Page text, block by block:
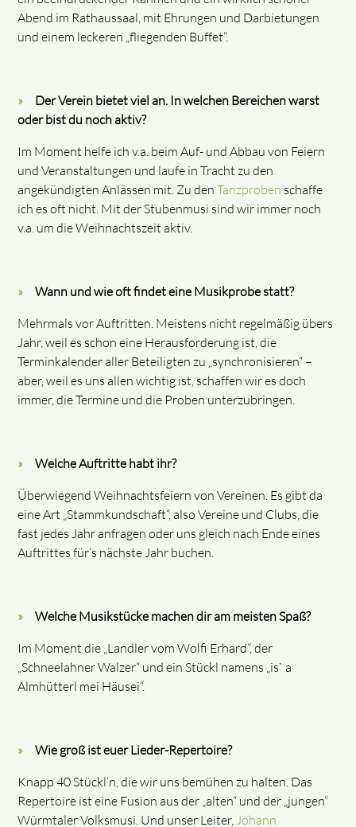
Abend im Rathaussaal, mit Ehrungen und Darbietungen
und einem leckeren „fliegenden Buffet“.
Der Verein bietet viel an. In welchen Bereichen warst
oder bist du noch aktiv?
Im Moment helfe ich v.a. beim Auf- und Abbau von Feiern
und Veranstaltungen und laufe in Tracht zu den
angekündigten Anlässen mit. Zu denTanzproben schaffe
ich es oft nicht. Mit der Stubenmusi sind wir immer noch
v.a. um die Weihnachtszeit aktiv.
Wann und wie oft findet eine Musikprobe statt?
Mehrmals vor Auftritten. Meistens nicht regelmäßig übers
Jahr, weil es schon eine Herausforderung ist, die
Terminkalender aller Beteiligten zu „synchronisieren“ –
aber, weil es uns allen wichtig ist, schaffen wir es doch
immer, die Termine und die Proben unterzubringen.
Welche Auftritte habt ihr?
Überwiegend Weihnachtsfeiern von Vereinen. Es gibt da
eine Art „Stammkundschaft“, also Vereine und Clubs, die
fast jedes Jahr anfragen oder uns gleich nach Ende eines
Auftrittes für’s nächste Jahr buchen.
Welche Musikstücke machen dir am meisten Spaß?
Im Moment die „Landler vom Wolfi Erhard“, der
„Schneelahner Walzer“ und ein Stückl namens „is` a
Almhütterl mei Häusei“.
Wie groß ist euer Lieder-Repertoire?
Knapp 40 Stückl‘n, die wir uns bemühen zu halten. Das
Repertoire ist eine Fusion aus der „alten“ und der „jungen“
Würmtaler Volksmusi. Und unser Leiter,Johann